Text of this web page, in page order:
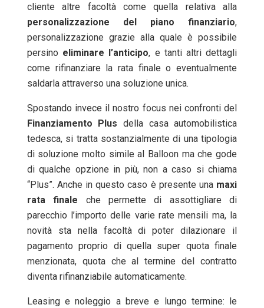
cliente altre facoltà come quella relativa alla
personalizzazione
del piano finanziario,
personalizzazione grazie alla quale è possibile
persino eliminare l’anticipo, e tanti altri dettagli
come rifinanziare la rata finale o eventualmente
saldarla attraverso una soluzione unica.
Spostando invece il nostro focus nei confronti del
Finanziamento
Plus della casa automobilistica
tedesca, si tratta sostanzialmente di una tipologia
di soluzione molto simile al Balloon ma che gode
di qualche opzione in più, non a caso si chiama
“Plus”. Anche in questo caso è presente una maxi
rata
finale che permette di assottigliare di
parecchio l’importo delle varie rate mensili ma, la
novità sta nella facoltà di poter dilazionare il
pagamento proprio di quella super quota finale
menzionata, quota che al termine del contratto
diventa rifinanziabile automaticamente.
Leasing e noleggio a breve e lungo termine: le